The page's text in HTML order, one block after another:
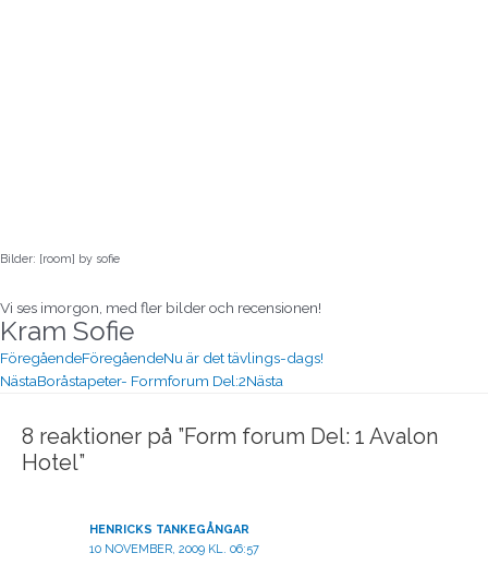
Bilder: [room] by sofie
Vi ses imorgon, med fler bilder och recensionen!
Kram Sofie
FöregåendeFöregåendeNu är det tävlings-dags!
NästaBoråstapeter- Formforum Del:2Nästa
8 reaktioner på ”Form forum Del: 1 Avalon
Hotel”
HENRICKS TANKEGÅNGAR
10 NOVEMBER, 2009 KL. 06:57